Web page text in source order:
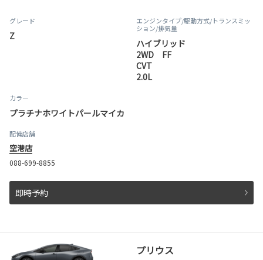
グレード
Z
エンジンタイプ/駆動方式/トランスミッ
ション/排気量
ハイブリッド
2WD FF
CVT
2.0L
カラー
プラチナホワイトパールマイカ
配備店舗
空港店
088-699-8855
即時予約
プリウス